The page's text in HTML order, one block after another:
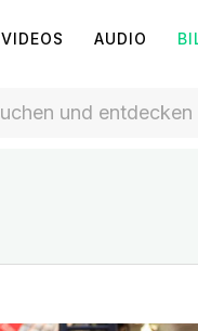
VIDEOS AUDIO